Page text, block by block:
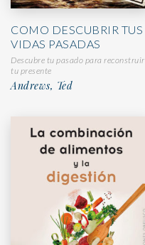
COMO DESCUBRIR TUS
VIDAS PASADAS
Descubre tu pasado para reconstruir
tu presente
Andrews, Ted